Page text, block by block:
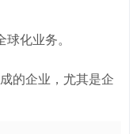
化业务。
的企业，尤其是企